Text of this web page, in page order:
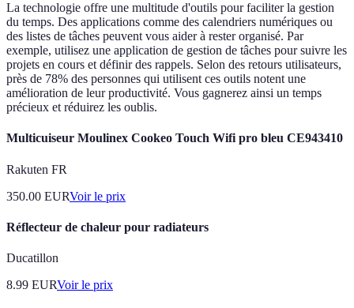
La technologie offre une multitude d'outils pour faciliter la gestion
du temps. Des applications comme des calendriers numériques ou
des listes de tâches peuvent vous aider à rester organisé. Par
exemple, utilisez une application de gestion de tâches pour suivre les
projets en cours et définir des rappels. Selon des retours utilisateurs,
près de 78% des personnes qui utilisent ces outils notent une
amélioration de leur productivité. Vous gagnerez ainsi un temps
précieux et réduirez les oublis.
Multicuiseur Moulinex Cookeo Touch Wifi pro bleu CE943410
Rakuten FR
350.00 EURVoir le prix
Réflecteur de chaleur pour radiateurs
Ducatillon
8.99 EURVoir le prix